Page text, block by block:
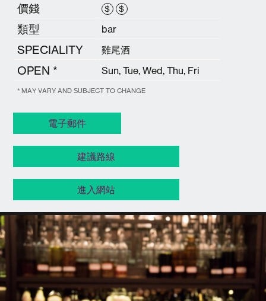
價錢 $ $
類型 bar
SPECIALITY 雞尾酒
OPEN * Sun, Tue, Wed, Thu, Fri
* MAY VARY AND SUBJECT TO CHANGE
電子郵件
建議路線
進入網站